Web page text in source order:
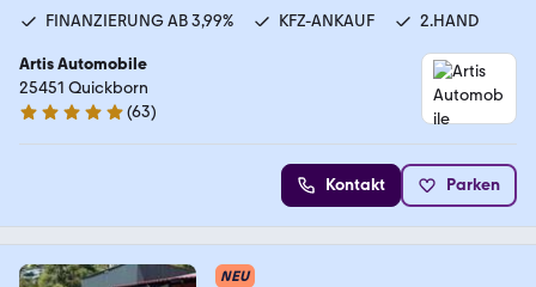
FINANZIERUNG AB 3,99%
KFZ-ANKAUF 2.HAND
Artis Automobile
25451 Quickborn
5 Sterne
(63)
Kontakt Parken
NEU